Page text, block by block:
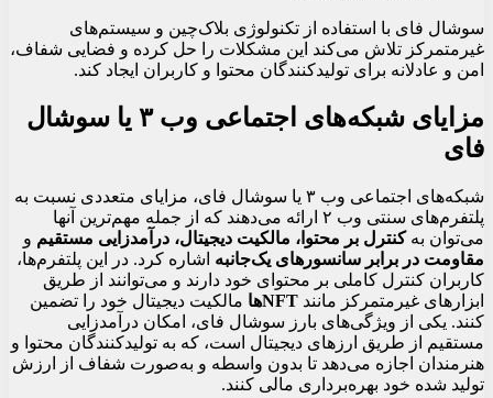
سوشال فای با استفاده از تکنولوژی بلاک‌چین و سیستم‌های
غیرمتمرکز تلاش می‌کند این مشکلات را حل کرده و فضایی شفاف،
امن و عادلانه برای تولیدکنندگان محتوا و کاربران ایجاد کند.
مزایای شبکه‌های اجتماعی وب ۳ یا سوشال
فای
شبکه‌های اجتماعی وب ۳ یا سوشال فای، مزایای متعددی نسبت به
پلتفرم‌های سنتی وب ۲ ارائه می‌دهند که از جمله مهم‌ترین آنها
می‌توان بهکنترل بر محتوا، مالکیت دیجیتال، درآمدزایی مستقیم و
مقاومت در برابر سانسورهای یک‌جانبه اشاره کرد. در این پلتفرم‌ها،
کاربران کنترل کاملی بر محتوای خود دارند و می‌توانند از طریق
ابزارهای غیرمتمرکز مانند NFTها
مالکیت دیجیتال خود را تضمین
کنند. یکی از ویژگی‌های بارز سوشال فای، امکان درآمدزایی
مستقیم از طریق ارزهای دیجیتال است، که به تولیدکنندگان محتوا و
هنرمندان اجازه می‌دهد تا بدون واسطه و به‌صورت شفاف از ارزش
تولید شده خود بهره‌برداری مالی کنند.